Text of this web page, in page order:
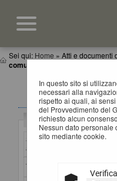
Sei qui: Home » Atti e documenti
comunicazioni e atti di caratter...
In questo sito si
necessari alla
rispetto ai quali, ai
del Provvedimento del
richiesto alcun
Nessun dato personale
sito mediante cookie.
AVVISI,
GENERALE
Criteri di ricerca
Stazione
appaltante :
Titolo :